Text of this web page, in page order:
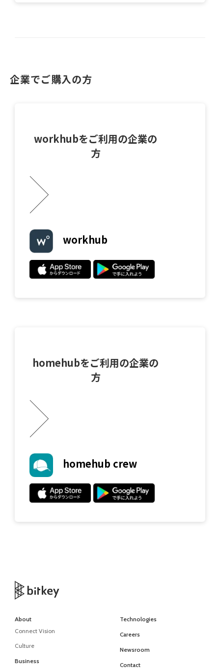
企業でご購入の方
workhubをご利用の企業の
方
workhub
homehubをご利用の企業の
方
homehub crew
About
Connect Vision
Culture
Business
Technologies
Careers
Newsroom
Contact